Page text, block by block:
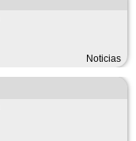
Noticias